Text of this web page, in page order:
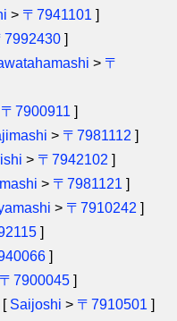
> 〒7941101 ]
7992430 ]
> 〒
〒7900911 ]
> 〒7981112 ]
> 〒7942102 ]
> 〒7981121 ]
> 〒7910242 ]
]
]
〒7900045 ]
[ Saijoshi > 〒7910501 ]